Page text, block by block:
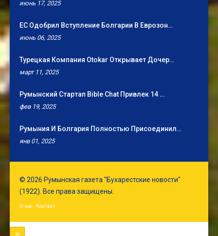
июнь 17, 2025
ЕС Одобрил Вступление Болгарии В Еврозон…
июнь 06, 2025
Турецкая Компания Otokar Открывает Дочер…
март 11, 2025
Румынский Стартап Bible Chat Привлек 14 …
фев 19, 2025
Румыния И Болгария Полностью Присоединил…
янв 01, 2025
© 2026 Румынская газета "Бухарестские новости"
(1922). Все права защищены.
О нас Контакт